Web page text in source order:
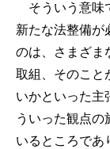
そういう意味
新たな法整備が
のは、さまざま
取組、そのこと
いかといった主
ういった観点の
いるところであ